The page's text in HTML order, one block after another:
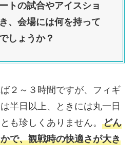
トの試合やアイスショ
、会場には何を持って
しょうか？
２～３時間ですが、フィギ
半日以上、ときには丸一日
も珍しくありません。どん
で、観戦時の快適さが大き